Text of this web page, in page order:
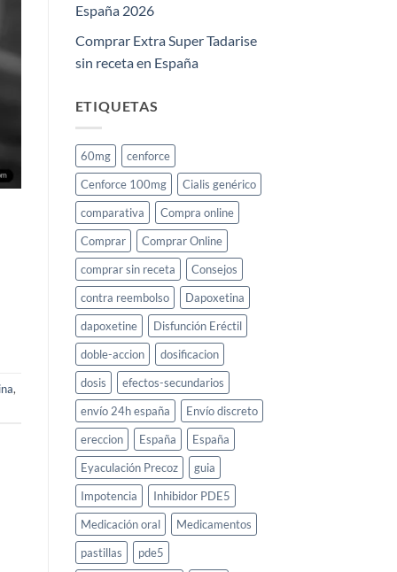
,
España 2026
Comprar Extra Super Tadarise
sin receta en España
ETIQUETAS
60mg
cenforce
Cenforce 100mg
Cialis genérico
comparativa
Compra online
Comprar
Comprar Online
comprar sin receta
Consejos
contra reembolso
Dapoxetina
dapoxetine
Disfunción Eréctil
doble-accion
dosificacion
dosis
efectos-secundarios
envío 24h españa
Envío discreto
ereccion
España
España
Eyaculación Precoz
guia
Impotencia
Inhibidor PDE5
Medicación oral
Medicamentos
pastillas
pde5